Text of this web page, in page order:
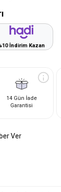
İndirim Kazan
14 Gün İade
Garantisi
Ver